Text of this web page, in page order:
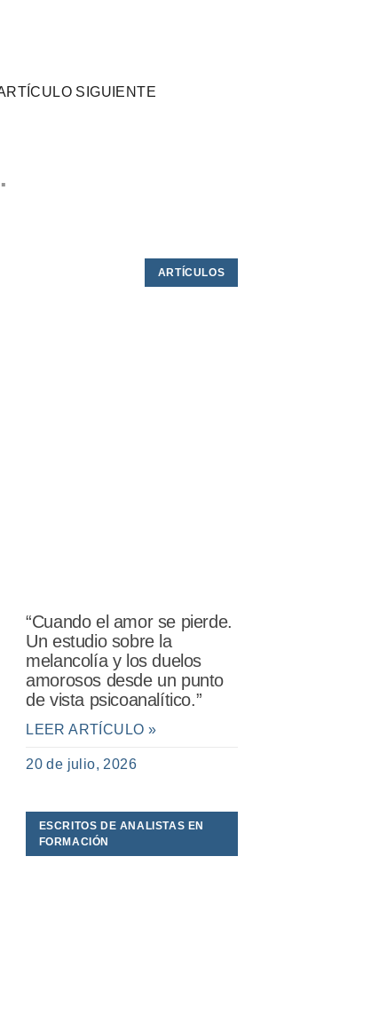
SIGUIENTE
ARTÍCULOS
“Cuando el amor se pierde.
Un estudio sobre la
melancolía y los duelos
amorosos desde un punto
de vista psicoanalítico.”
LEER ARTÍCULO »
20 de julio, 2026
ESCRITOS DE ANALISTAS EN
FORMACIÓN